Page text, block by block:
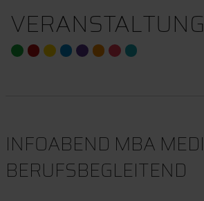
INFOABEND MBA
BERUFSBEGLEITEND